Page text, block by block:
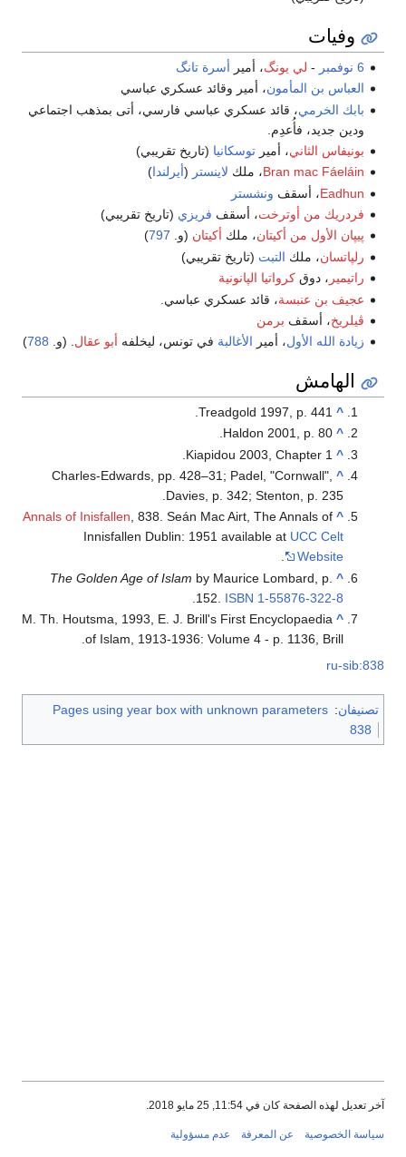
وفيات
6 نوفمبر - لي يونگ، أمير أسرة تانگ
العباس بن المأمون، أمير وقائد عسكري عباسي
بابك الخرمي، قائد عسكري عباسي فارسي، أتى بمذهب اجتماعي
ودين جديد، فأُعدِم.
بونيفاس الثاني، أميرتوسكانيا (تاريخ تقريبي)
Bran mac Fáeláin، ملك لاينستر (أيرلندا)
Eadhun، أسقف ونشستر
فردريك من أوترخت، أسقف فريزي (تاريخ تقريبي)
پيپان الأول من أكيتان، ملك أكيتان (و. 797
)
رلپاتسان، ملك التبت (تاريخ تقريبي)
راتيمير ، دوقكرواتيا الپانونية
عجيف بن عنبسة، قائد عسكري عباسي.
ڤيلريخ، أسقف برمن
زيادة الله الأول، أمير الأغالبة في تونس، ليخلفه أبو عقال. (و. 788
)
الهامش
^
Treadgold 1997, p. 441.
^
Haldon 2001, p. 80.
^
Kiapidou 2003, Chapter 1.
^
Charles-Edwards, pp. 428–31; Padel, "Cornwall",
Davies, p. 342; Stenton, p. 235.
^
Annals of Inisfallen, 838. Seán Mac Airt, The Annals of
Innisfallen Dublin: 1951 available at UCC Celt
Website
.
^
The Golden Age of Islam by Maurice Lombard, p.
152. ISBN 1-55876-322-8
^
M. Th. Houtsma, 1993, E. J. Brill's First Encyclopaedia
of Islam, 1913-1936: Volume 4 - p. 1136, Brill.
ru-sib:838
تصنيفان:
Pages using year box with unknown parameters
838
آخر تعديل لهذه الصفحة كان في 11:54, 25 مايو 2018.
سياسة الخصوصية عن المعرفة عدم مسؤولية